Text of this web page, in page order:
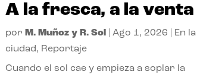
A la fresca, a la venta
por M. Muñoz y R. Sol Ago 1, 2026
En la
ciudad, Reportaje
Cuando el sol cae y empieza a soplar la